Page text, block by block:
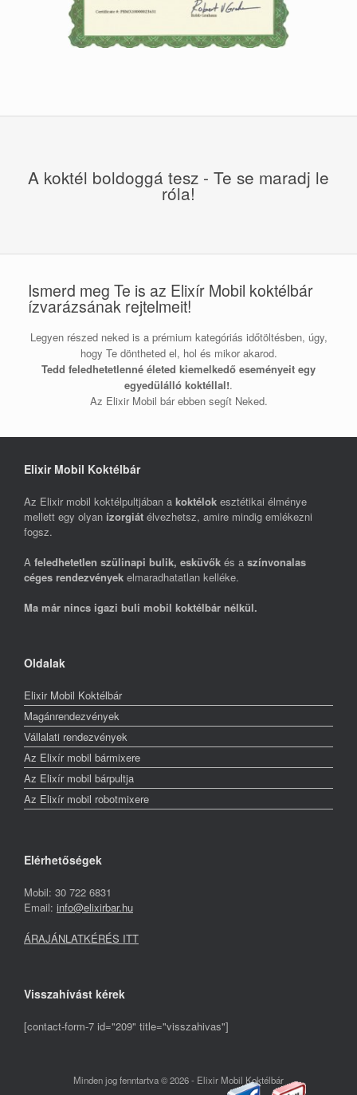
A koktél boldoggá tesz - Te se maradj le
róla!
Ismerd meg Te is az Elixír Mobil koktélbár
ízvarázsának rejtelmeit!
Legyen részed neked is a prémium kategóriás időtöltésben, úgy,
hogy Te döntheted el, hol és mikor akarod.
Tedd feledhetetlenné életed kiemelkedő eseményeit egy
egyedülálló koktéllal!.
Az Elixir Mobil bár ebben segít Neked.
Elixir Mobil Koktélbár
Az Elixir mobil koktélpultjában a koktélok esztétikai élménye
mellett egy olyan ízorgiát élvezhetsz, amire mindig emlékezni
fogsz.
A feledhetetlen szülinapi bulik, esküvők és a színvonalas
céges rendezvények elmaradhatatlan kelléke.
Ma már nincs igazi buli mobil koktélbár nélkül.
Oldalak
Elixir Mobil Koktélbár
Magánrendezvények
Vállalati rendezvények
Az Elixír mobil bármixere
Az Elixír mobil bárpultja
Az Elixír mobil robotmixere
Elérhetőségek
Mobil: 30 722 6831
Email: info@elixirbar.hu
ÁRAJÁNLATKÉRÉS ITT
Visszahívást kérek
[contact-form-7 id="209" title="visszahivas"]
Minden jog fenntartva © 2026 - Elixir Mobil Koktélbár